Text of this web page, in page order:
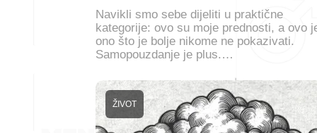
Navikli smo sebe dijeliti u praktične
kategorije: ovo su moje prednosti, a ovo
ono što je bolje nikome ne pokazivati.
Samopouzdanje je plus.…
ŽIVOT